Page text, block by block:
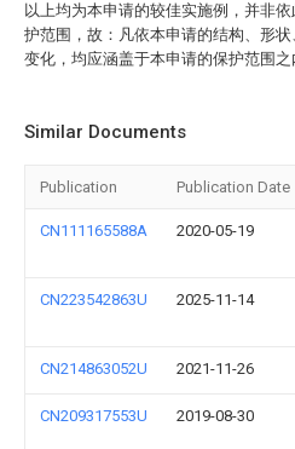
以上均为本申请的较佳实施例，并非
护范围，故：凡依本申请的结构、形
变化，均应涵盖于本申请的保护范围之
Similar Documents
Publication Publication Date
CN111165588A 2020-05-19
CN223542863U 2025-11-14
CN214863052U 2021-11-26
CN209317553U 2019-08-30